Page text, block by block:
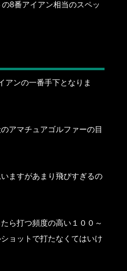
8番アイアン相当のスペッ
アンの一番手下となりま
アマチュアゴルファーの目
ますがあまり飛びすぎるの
ら打つ頻度の高い１００～
ョットで打たなくてはいけ